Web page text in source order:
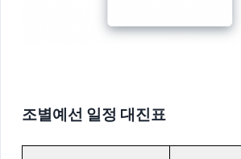
조별예선 일정 대진표